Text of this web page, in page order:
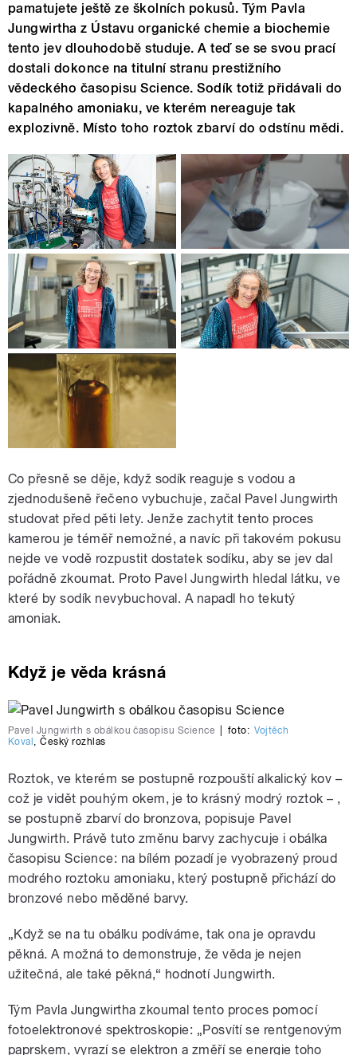
pamatujete ještě ze školních pokusů. Tým Pavla
Jungwirtha z Ústavu organické chemie a biochemie
tento jev dlouhodobě studuje. A teď se se svou prací
dostali dokonce na titulní stranu prestižního
vědeckého časopisu Science. Sodík totiž přidávali do
kapalného amoniaku, ve kterém nereaguje tak
explozivně. Místo toho roztok zbarví do odstínu mědi.
Co přesně se děje, když sodík reaguje s vodou a
zjednodušeně řečeno vybuchuje, začal Pavel Jungwirth
studovat před pěti lety. Jenže zachytit tento proces
kamerou je téměř nemožné, a navíc při takovém pokusu
nejde ve vodě rozpustit dostatek sodíku, aby se jev dal
pořádně zkoumat. Proto Pavel Jungwirth hledal látku, ve
které by sodík nevybuchoval. A napadl ho tekutý
amoniak.
Když je věda krásná
Pavel Jungwirth s obálkou časopisu Science foto: Vojtěch
Koval ,Český rozhlas
Roztok, ve kterém se postupně rozpouští alkalický kov –
což je vidět pouhým okem, je to krásný modrý roztok – ,
se postupně zbarví do bronzova, popisuje Pavel
Jungwirth. Právě tuto změnu barvy zachycuje i obálka
časopisu Science: na bílém pozadí je vyobrazený proud
modrého roztoku amoniaku, který postupně přichází do
bronzové nebo měděné barvy.
„Když se na tu obálku podíváme, tak ona je opravdu
pěkná. A možná to demonstruje, že věda je nejen
užitečná, ale také pěkná,“ hodnotí Jungwirth.
Tým Pavla Jungwirtha zkoumal tento proces pomocí
fotoelektronové spektroskopie: „Posvítí se rentgenovým
paprskem, vyrazí se elektron a změří se energie toho